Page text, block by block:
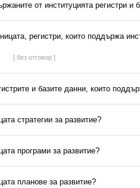
от институцията регистри и
регистри, които поддържа
[ без отговор ]
и базите данни, които
стратегии за развитие?
програми за развитие?
планове за развитие?